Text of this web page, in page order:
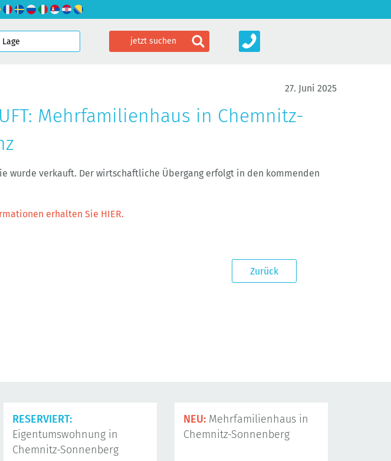
27. Juni 2025
Mehrfamilienhaus in Chemnitz-
wurde verkauft. Der wirtschaftliche Übergang erfolgt in den kommenden
erhalten Sie HIER.
Zurück
RESERVIERT:
Eigentumswohnung in
Chemnitz-Sonnenberg
NEU: Mehrfamilienhaus in
Chemnitz-Sonnenberg